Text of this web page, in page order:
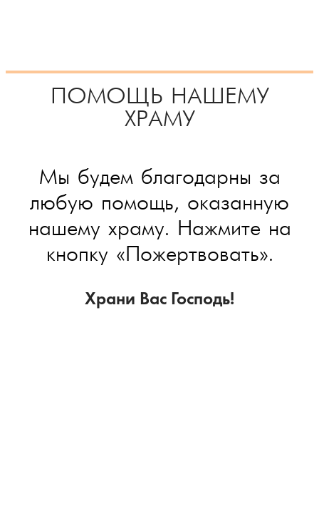
ПОМОЩЬ НАШЕМУ
ХРАМУ
Мы будем благодарны за
любую помощь, оказанную
нашему храму. Нажмите на
кнопку «Пожертвовать».
Храни Вас Господь!